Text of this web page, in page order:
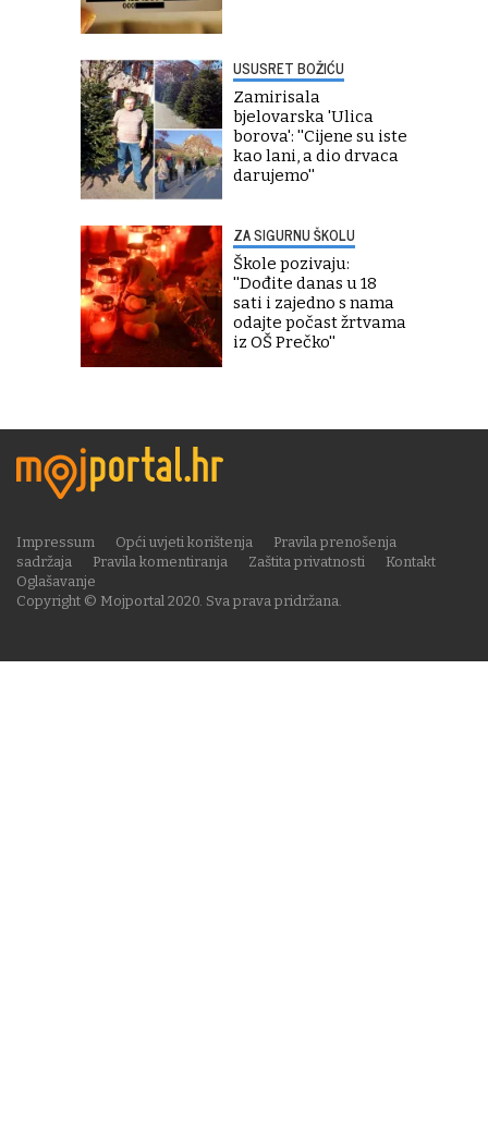
USUSRET BOŽIĆU
Zamirisala
bjelovarska 'Ulica
borova': ''Cijene su iste
kao lani, a dio drvaca
darujemo''
ZA SIGURNU ŠKOLU
Škole pozivaju:
''Dođite danas u 18
sati i zajedno s nama
odajte počast žrtvama
iz OŠ Prečko''
Copyright © Mojportal 2020. Sva prava pridržana.
Impressum Opći uvjeti korištenja
Pravila prenošenja
sadržaja
Pravila komentiranja Zaštita privatnosti
Kontakt
Oglašavanje